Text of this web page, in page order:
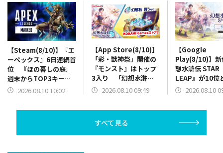
【Steam(8/10)】『エ
ーペックス』6日連続首
位 『ほの暮しの庭』
週末からTOP3キー
プ 4.5周年ガチャ開催
2026.08.10 10:02
【App Store(8/10)】
「彩・獣神祭」開催の
『モンスト』はトップ
3入り 「幻想水滸
伝」シリーズ完全新作
2026.08.10 09:49
【Google
Play(8/10)】新
想水滸伝 STAR
LEAP』が10位
もトップ10入
2026.08.10
すべて見る